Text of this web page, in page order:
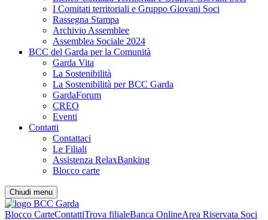
I Comitati territoriali e Gruppo Giovani Soci
Rassegna Stampa
Archivio Assemblee
Assemblea Sociale 2024
BCC del Garda per la Comunità
Garda Vita
La Sostenibilità
La Sostenibilità per BCC Garda
GardaForum
CREO
Eventi
Contatti
Contattaci
Le Filiali
Assistenza RelaxBanking
Blocco carte
Chiudi menu
Blocco CarteContattiTrova filialeBanca OnlineArea Riservata Soci